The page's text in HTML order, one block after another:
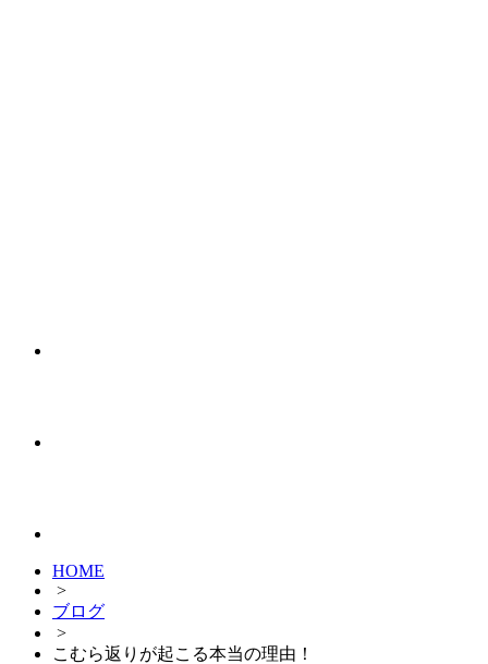
HOME
>
ブログ
>
こむら返りが起こる本当の理由！